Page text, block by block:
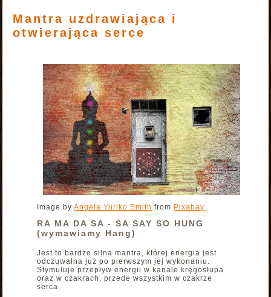
Mantra uzdrawiająca i
otwierająca serce
Image byAngela Yuriko Smith from Pixabay
RA MA DA SA - SA SAY SO HUNG
(wymawiamy Hang)
Jest to bardzo silna mantra, której energia jest
odczuwalna już po pierwszym jej wykonaniu.
Stymuluje przepływ energii w kanale kręgosłupa
oraz w czakrach, przede wszystkim w czakrze
serca.